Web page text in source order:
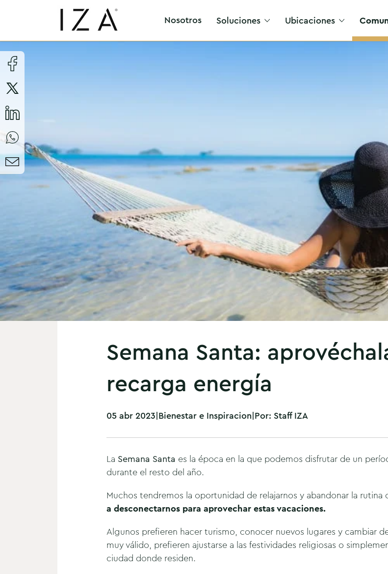
Nosotros Soluciones Ubicaciones
Semana Santa:
recarga energía
05 abr 2023|Bienestar e Inspiracion|Por: Staff IZA
La Semana Santa es la época en la que podemos disfrutar de un
durante el resto del año.
Muchos tendremos la oportunidad de relajarnos y abandonar la
a desconectarnos para aprovechar estas vacaciones.
Algunos prefieren hacer turismo, conocer nuevos lugares y cambiar
muy válido, prefieren ajustarse a las festividades religiosas o
ciudad donde residen.